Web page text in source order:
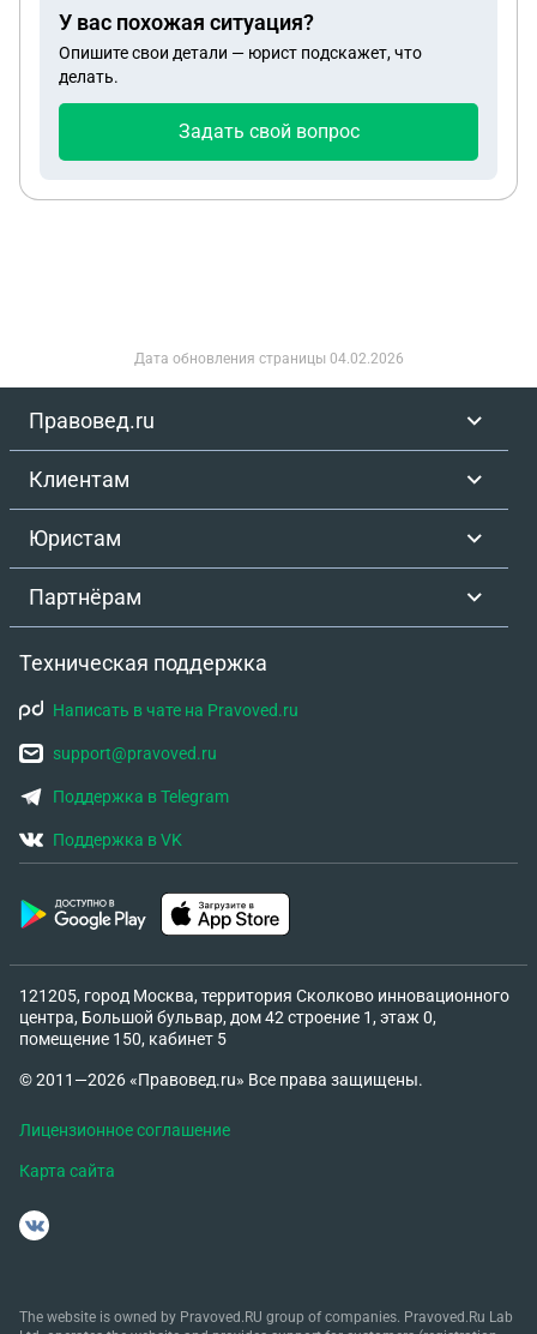
в личном кабинете зарплата пишется, как
командировочные, скоро заканчивается контракт
в нашем городе Юристы сказали, что так как он
право уволится, есть какой то закон , для
У вас похожая ситуация?
Опишите свои детали — юрист подскажет, что
делать.
Задать свой вопрос
Дата обновления страницы 04.02.2026
Правовед.ru
Клиентам
Юристам
Партнёрам
Техническая поддержка
Написать в чате на Pravoved.ru
support@pravoved.ru
Поддержка в Telegram
Поддержка в VK
121205, город Москва, территория Сколково инновационного
центра, Большой бульвар, дом 42 строение 1, этаж 0,
помещение 150, кабинет 5
© 2011—2026 «Правовед.ru» Все права защищены.
Лицензионное соглашение
Карта сайта
The website is owned by Pravoved.RU group of companies. Pravoved.Ru Lab